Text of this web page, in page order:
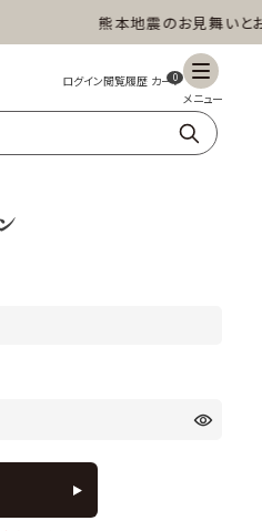
熊本地震のお見舞いと
インショップ 0
深蒸し茶 水出し茶